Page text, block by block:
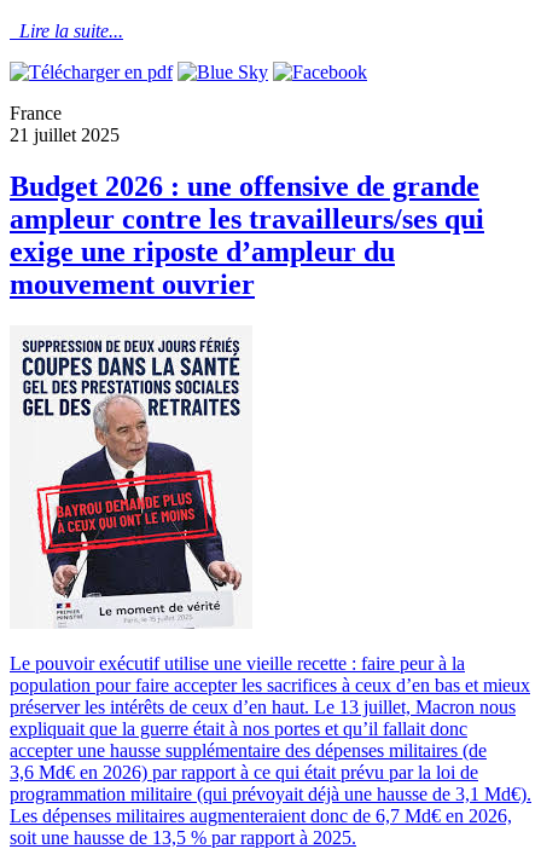
Lire la suite...
France
21 juillet 2025
Budget 2026 : une offensive de grande
ampleur contre les travailleurs/ses qui
exige une riposte d’ampleur du
mouvement ouvrier
Le pouvoir exécutif utilise une vieille recette : faire peur à la
population pour faire accepter les sacrifices à ceux d’en bas et mieux
préserver les intérêts de ceux d’en haut. Le 13 juillet, Macron nous
expliquait que la guerre était à nos portes et qu’il fallait donc
accepter une hausse supplémentaire des dépenses militaires (de
3,6 Md€ en 2026) par rapport à ce qui était prévu par la loi de
programmation militaire (qui prévoyait déjà une hausse de 3,1 Md€).
Les dépenses militaires augmenteraient donc de 6,7 Md€ en 2026,
soit une hausse de 13,5 % par rapport à 2025.